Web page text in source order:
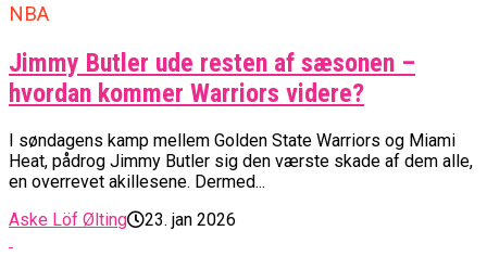
NBA
Jimmy Butler ude resten af sæsonen –
hvordan kommer Warriors videre?
I søndagens kamp mellem Golden State Warriors og Miami
Heat, pådrog Jimmy Butler sig den værste skade af dem alle,
en overrevet akillesene. Dermed...
Aske Löf Ølting
23. jan 2026